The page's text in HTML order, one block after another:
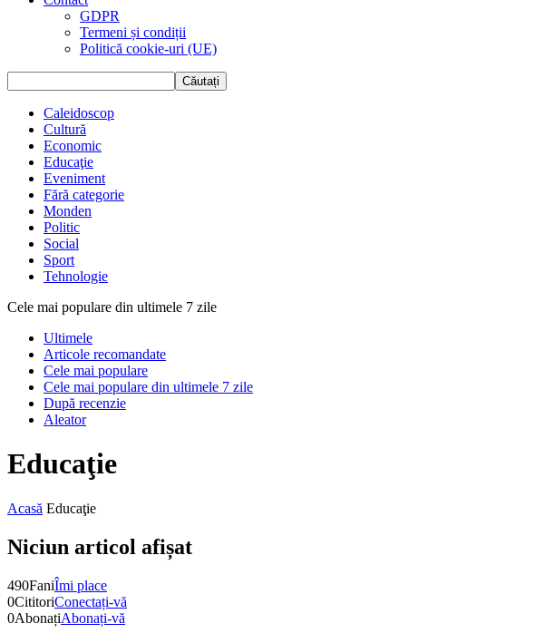
GDPR
Termeni și condiții
Politică cookie-uri (UE)
Caleidoscop
Cultură
Economic
Educaţie
Eveniment
Fără categorie
Monden
Politic
Social
Sport
Tehnologie
Cele mai populare din ultimele 7 zile
Ultimele
Articole recomandate
Cele mai populare
Cele mai populare din ultimele 7 zile
După recenzie
Aleator
Educaţie
Acasă Educaţie
Niciun articol afișat
490FaniÎmi place
0CititoriConectați-vă
0AbonațiAbonați-vă